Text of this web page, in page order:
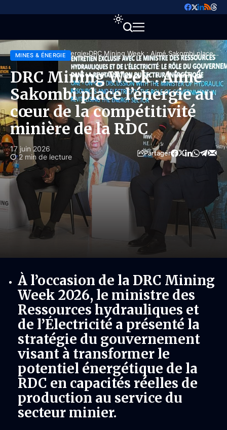
Accueil Mines & Énergie DRC Mining Week : Aimé Sakombi place
l’énergie au cœur de la compétitivité
minière de la RDC
MINES & ÉNERGIE
DRC Mining Week : Aimé
Sakombi place l’énergie au
cœur de la compétitivité
minière de la RDC
17 juin 2026
2 min de lecture
Partager
À l’occasion de la DRC Mining
Week 2026, le ministre des
Ressources hydrauliques et
de l’Électricité a présenté la
stratégie du gouvernement
visant à transformer le
potentiel énergétique de la
RDC en capacités réelles de
production au service du
secteur minier.